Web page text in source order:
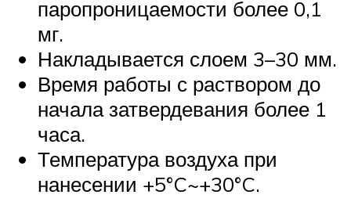
паропроницаемости более 0,1
мг.
Накладывается слоем 3–30 мм.
Время работы с раствором до
начала затвердевания более 1
часа.
Температура воздуха при
нанесении +5°C~+30°C.